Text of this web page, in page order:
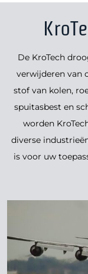
De KroTech
verwijderen van
stof van kolen,
spuitasbest en
worden
diverse
is voor uw